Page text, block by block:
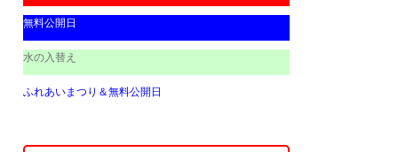
無料公開日
水の入替え
ふれあいまつり＆無料公開日